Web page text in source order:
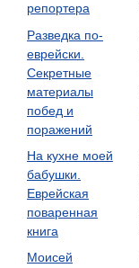
репортера
Разведка по-
еврейски.
Секретные
материалы
побед и
поражений
На кухне моей
бабушки.
Еврейская
поваренная
книга
Моисей